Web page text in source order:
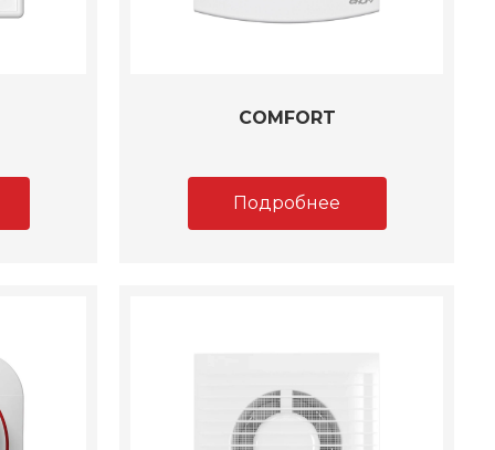
COMFORT
Подробнее